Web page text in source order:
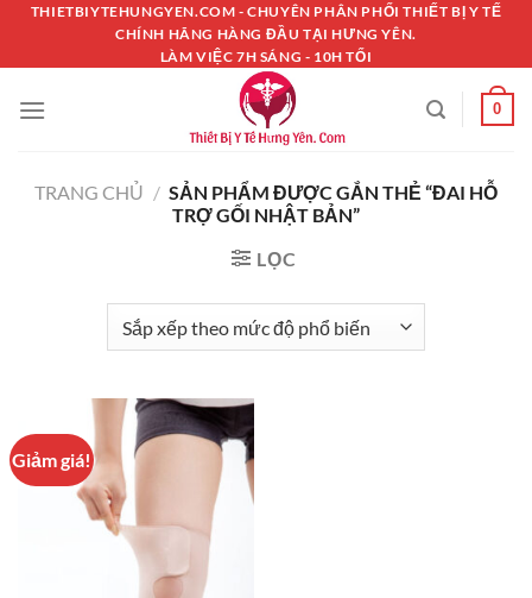
Chuyển
nội
dung
THIETBIYTEHUNGYEN.COM - CHUYÊN PHÂN PHỐI THIẾT BỊ Y TẾ
CHÍNH HÃNG HÀNG ĐẦU TẠI HƯNG YÊN.
LÀM VIỆC 7H SÁNG - 10H TỐI
0
TRANG CHỦ / SẢN PHẨM ĐƯỢC GẮN THẺ “ĐAI HỖ
TRỢ GỐI NHẬT BẢN”
LỌC
Giảm giá!